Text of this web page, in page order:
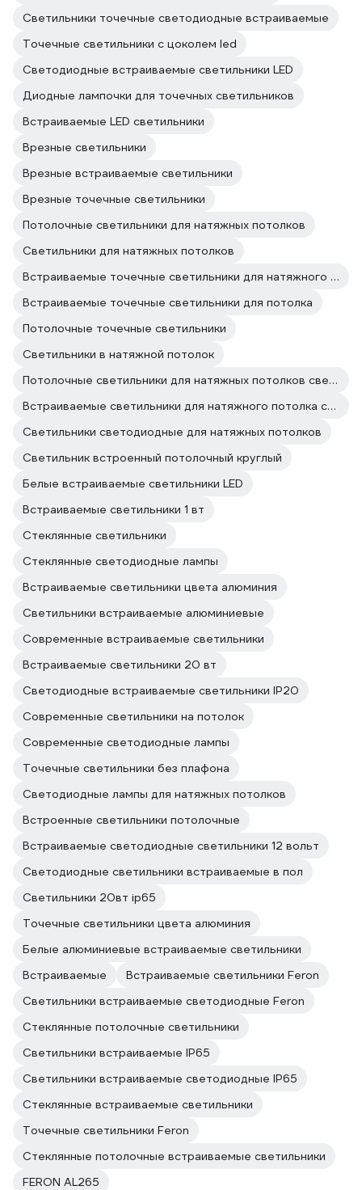
Светильники точечные светодиодные встраиваемые
Точечные светильники с цоколем led
Светодиодные встраиваемые светильники LED
Диодные лампочки для точечных светильников
Встраиваемые LED светильники
Врезные светильники
Врезные встраиваемые светильники
Врезные точечные светильники
Потолочные светильники для натяжных потолков
Светильники для натяжных потолков
Встраиваемые точечные светильники для натяжного потолка
Встраиваемые точечные светильники для потолка
Потолочные точечные светильники
Светильники в натяжной потолок
Потолочные светильники для натяжных потолков светодиодные
Встраиваемые светильники для натяжного потолка светодиодные
Светильники светодиодные для натяжных потолков
Светильник встроенный потолочный круглый
Белые встраиваемые светильники LED
Встраиваемые светильники 1 вт
Стеклянные светильники
Стеклянные светодиодные лампы
Встраиваемые светильники цвета алюминия
Светильники встраиваемые алюминиевые
Современные встраиваемые светильники
Встраиваемые светильники 20 вт
Светодиодные встраиваемые светильники IP20
Современные светильники на потолок
Современные светодиодные лампы
Точечные светильники без плафона
Светодиодные лампы для натяжных потолков
Встроенные светильники потолочные
Встраиваемые светодиодные светильники 12 вольт
Светодиодные светильники встраиваемые в пол
Светильники 20вт ip65
Точечные светильники цвета алюминия
Белые алюминиевые встраиваемые светильники
Встраиваемые
Встраиваемые светильники Feron
Светильники встраиваемые светодиодные Feron
Стеклянные потолочные светильники
Светильники встраиваемые IP65
Светильники встраиваемые светодиодные IP65
Стеклянные встраиваемые светильники
Точечные светильники Feron
Стеклянные потолочные встраиваемые светильники
FERON AL265